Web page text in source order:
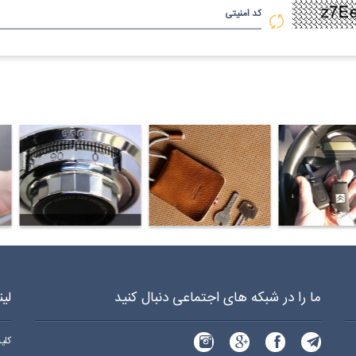
کد امنیتی
ما را در شبکه های اجتماعی دنبال کنید